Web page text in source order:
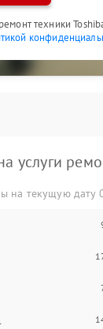
техники
услуги
на текущую дату